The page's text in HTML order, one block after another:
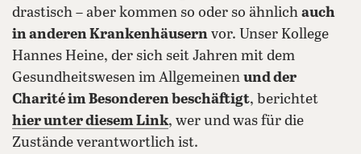
drastisch – aber kommen so oder so ähnlich auch
in anderen Krankenhäusern vor. Unser Kollege
Hannes Heine, der sich seit Jahren mit dem
Gesundheitswesen im Allgemeinen und der
Charité im Besonderen beschäftigt, berichtet
hier unter diesem Link, wer und was für die
Zustände verantwortlich ist.